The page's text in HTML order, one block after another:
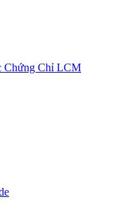
Chứng Chỉ LCM